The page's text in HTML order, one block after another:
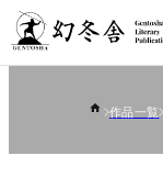
作品一覧